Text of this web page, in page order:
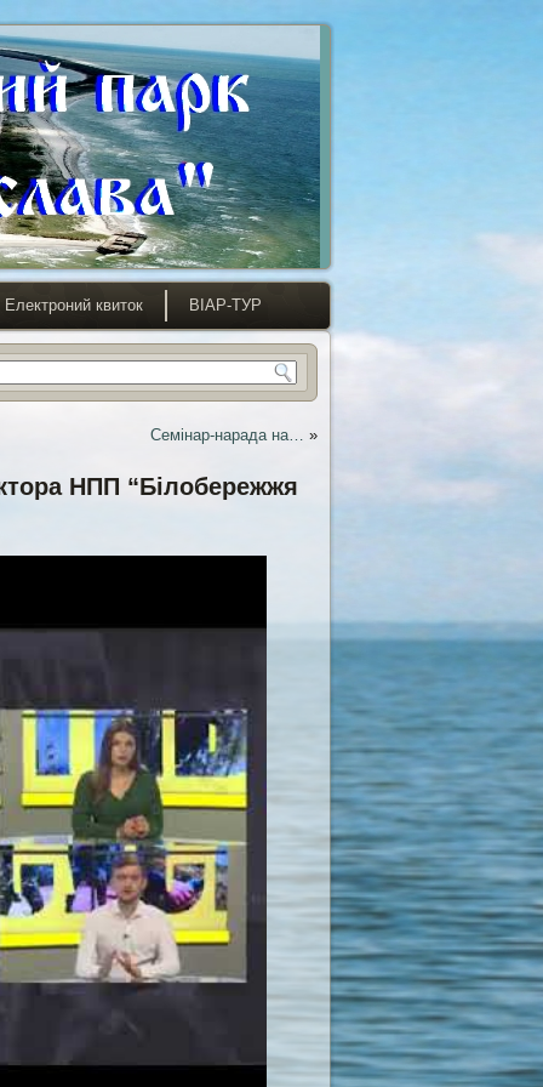
Електроний квиток ВІАР-ТУР
Семінар-нарада на… »
НПП “Білобережжя